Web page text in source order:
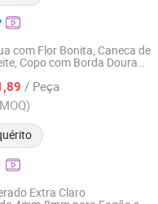
com Flor Bonita, Caneca de
Copo com Borda Dourada
Cartoon Fofo com Alça
/ Peça
2021
Extra Claro